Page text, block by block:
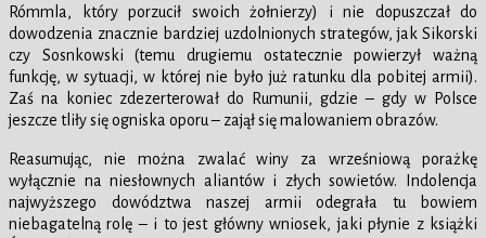
Rómmla, który porzucił swoich żołnierzy) i nie dopuszczał do
dowodzenia znacznie bardziej uzdolnionych strategów, jak Sikorski
czy Sosnkowski (temu drugiemu ostatecznie powierzył ważną
funkcję, w sytuacji, w której nie było już ratunku dla pobitej armii).
Zaś na koniec zdezerterował do Rumunii, gdzie – gdy w Polsce
jeszcze tliły się ogniska oporu – zajął się malowaniem obrazów.
Reasumując, nie można zwalać winy za wrześniową porażkę
wyłącznie na niesłownych aliantów i złych sowietów. Indolencja
najwyższego dowództwa naszej armii odegrała tu bowiem
niebagatelną rolę – i to jest główny wniosek, jaki płynie z książki